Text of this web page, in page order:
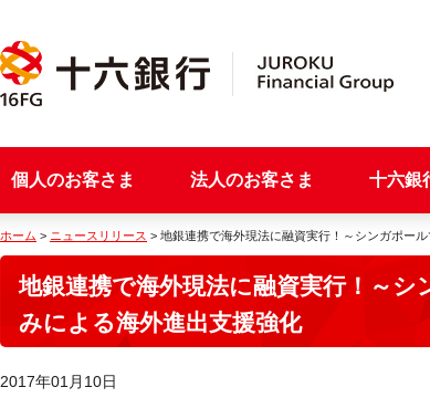
個人のお客さま 法人のお客さま 十六銀
ホーム > ニュースリリース > 地銀連携で海外現法に融資実行！～シンガポー
地銀連携で海外現法に融資実行！～
みによる海外進出支援強化
2017年01月10日